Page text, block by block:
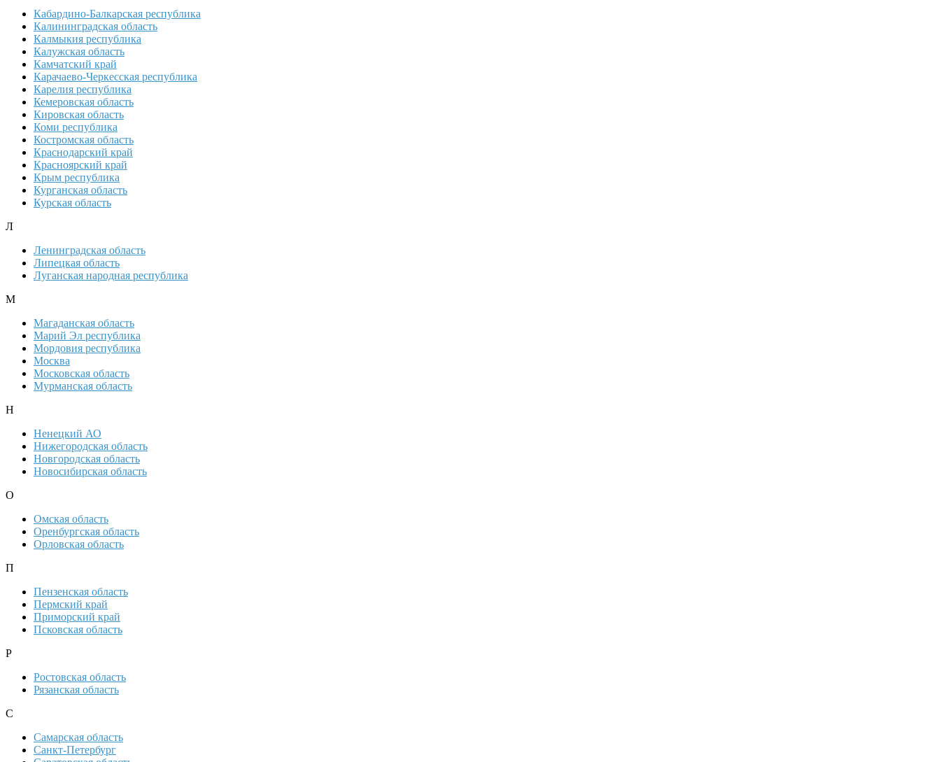
Кабардино-Балкарская республика
Калининградская область
Калмыкия республика
Калужская область
Камчатский край
Карачаево-Черкесская республика
Карелия республика
Кемеровская область
Кировская область
Коми республика
Костромская область
Краснодарский край
Красноярский край
Крым республика
Курганская область
Курская область
Л
Ленинградская область
Липецкая область
Луганская народная республика
М
Магаданская область
Марий Эл республика
Мордовия республика
Москва
Московская область
Мурманская область
Н
Ненецкий АО
Нижегородская область
Новгородская область
Новосибирская область
О
Омская область
Оренбургская область
Орловская область
П
Пензенская область
Пермский край
Приморский край
Псковская область
Р
Ростовская область
Рязанская область
С
Самарская область
Санкт-Петербург